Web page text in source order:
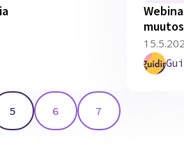
5 6 7